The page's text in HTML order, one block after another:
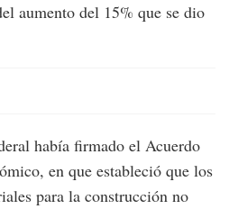
aumento del 15% que se dio
había firmado el Acuerdo
en que estableció que los
para la construcción no